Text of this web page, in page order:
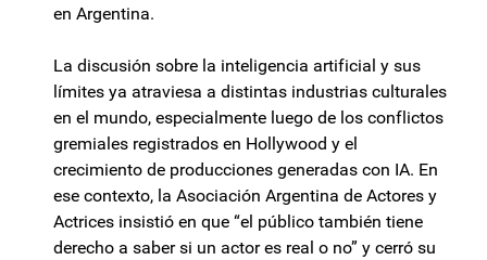
en Argentina.
La discusión sobre la inteligencia artificial y sus
límites ya atraviesa a distintas industrias culturales
en el mundo, especialmente luego de los conflictos
gremiales registrados en Hollywood y el
crecimiento de producciones generadas con IA. En
ese contexto, la Asociación Argentina de Actores y
Actrices insistió en que “el público también tiene
derecho a saber si un actor es real o no” y cerró su